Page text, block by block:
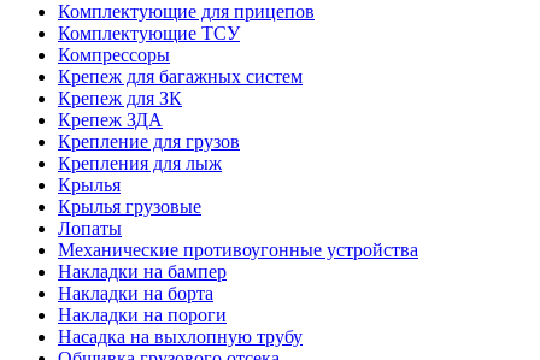
Комплектующие для прицепов
Комплектующие ТСУ
Компрессоры
Крепеж для багажных систем
Крепеж для ЗК
Крепеж ЗДА
Крепление для грузов
Крепления для лыж
Крылья
Крылья грузовые
Лопаты
Механические противоугонные устройства
Накладки на бампер
Накладки на борта
Накладки на пороги
Насадка на выхлопную трубу